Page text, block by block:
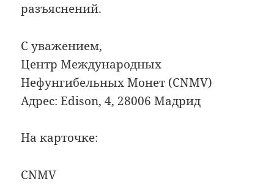
разъяснений.
С уважением,
Центр Международных
Нефунгибельных Монет (CNMV)
Адрес: Edison, 4, 28006 Мадрид
На карточке:
CNMV